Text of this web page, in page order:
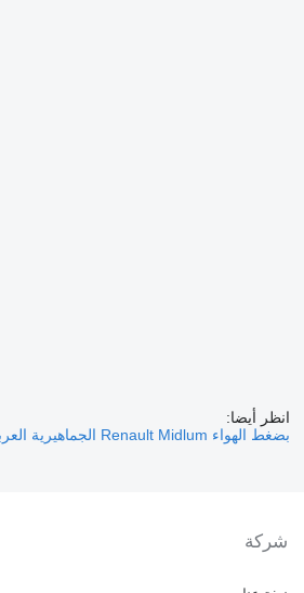
انظر أيضا:
بضغط الهواء Renault Midlum الجماهيرية العربية الليبية الشعبية الاشتراكية لـ السيارات القاطرة
شركة